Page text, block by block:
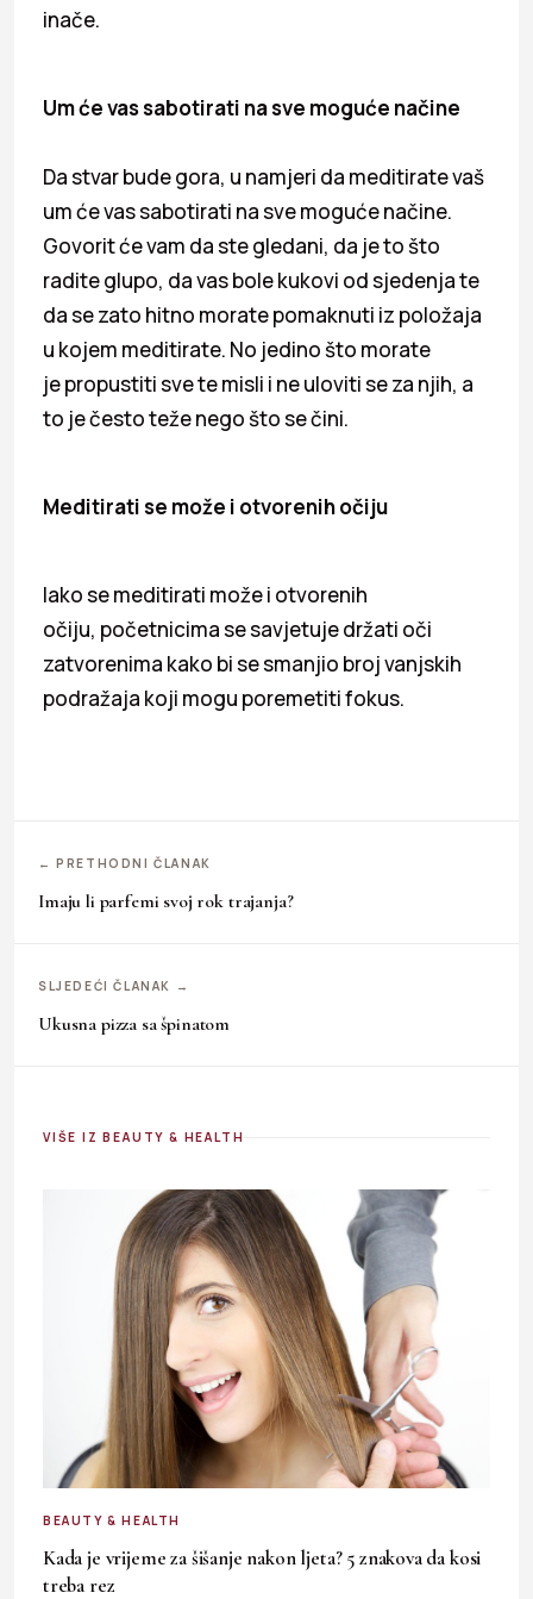
inače.
Um će vas sabotirati na sve moguće načine
Da stvar bude gora, u namjeri da meditirate vaš
um će vas sabotirati na sve moguće načine.
Govorit će vam da ste gledani, da je to što
radite glupo, da vas bole kukovi od sjedenja te
da se zato hitno morate pomaknuti iz položaja
u kojem meditirate. No jedino što morate
je propustiti sve te misli i ne uloviti se za njih, a
to je često teže nego što se čini.
Meditirati se može i otvorenih očiju
Iako se meditirati može i otvorenih
očiju, početnicima se savjetuje držati oči
zatvorenima kako bi se smanjio broj vanjskih
podražaja koji mogu poremetiti fokus.
← PRETHODNI ČLANAK
Imaju li parfemi svoj rok trajanja?
SLJEDEĆI ČLANAK →
Ukusna pizza sa špinatom
VIŠE IZ BEAUTY & HEALTH
BEAUTY & HEALTH
Kada je vrijeme za šišanje nakon ljeta? 5 znakova da kosi
treba rez